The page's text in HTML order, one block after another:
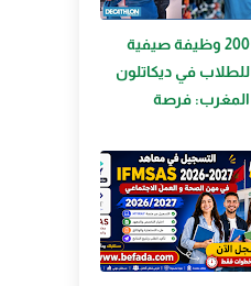
200 وظيفة صيفية
للطلاب في ديكاتلون
المغرب: فرصة
والعمل في بيئة
رياضية